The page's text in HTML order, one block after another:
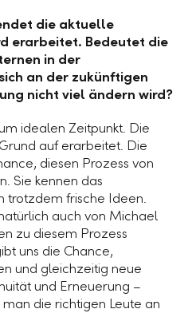
die aktuelle
erarbeitet. Bedeutet die
in der
an der zukünftigen
nicht viel ändern wird?
idealen Zeitpunkt. Die
auf erarbeitet. Die
diesen Prozess von
Sie kennen das
trotzdem frische Ideen.
auch von Michael
zu diesem Prozess
uns die Chance,
und gleichzeitig neue
und Erneuerung –
die richtigen Leute an